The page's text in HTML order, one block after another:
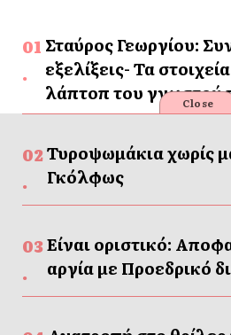
Σταύρος Γεωργίου:
εξελίξεις- Τα
λάπτοπ του γνωστού
Τυροψωμάκια χωρίς
Γκόλφως
Είναι οριστικό:
αργία με Προεδρικό
Close